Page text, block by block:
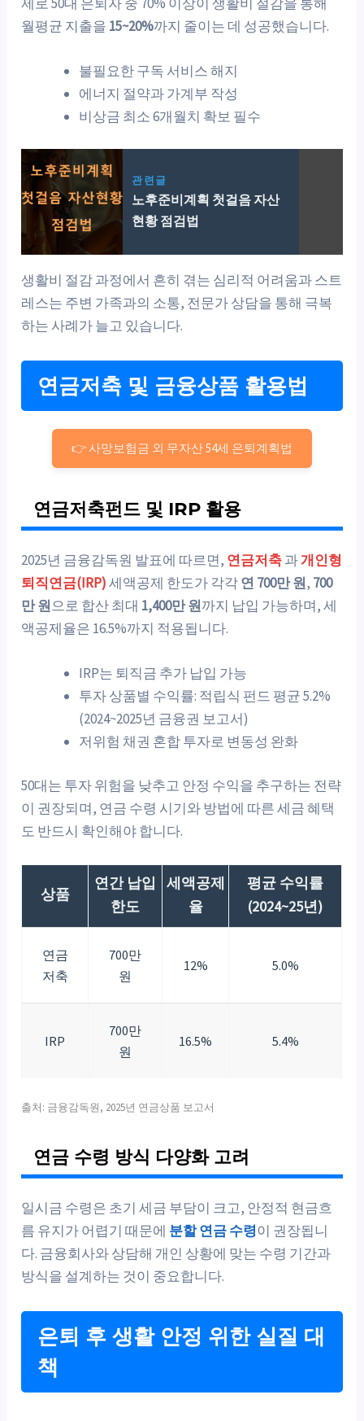
월평균 지출을 15~20%까지 줄이는 데 성공했습니다.
불필요한 구독 서비스 해지
에너지 절약과 가계부 작성
비상금 최소 6개월치 확보 필수
관련글
노후준비계획 첫걸음 자산
현황 점검법
생활비 절감 과정에서 흔히 겪는 심리적 어려움과 스트
레스는 주변 가족과의 소통, 전문가 상담을 통해 극복
하는 사례가 늘고 있습니다.
연금저축 및 금융상품 활용법
👉 사망보험금 외 무자산 54세 은퇴계획법
연금저축펀드 및 IRP 활용
2025년 금융감독원 발표에 따르면, 연금저축과개인형
퇴직연금(IRP)세액공제 한도가 각각연 700만 원, 700
만 원으로 합산 최대 1,400만 원까지 납입 가능하며, 세
액공제율은 16.5%까지 적용됩니다.
IRP는 퇴직금 추가 납입 가능
투자 상품별 수익률: 적립식 펀드 평균 5.2%
(2024~2025년 금융권 보고서)
저위험 채권 혼합 투자로 변동성 완화
50대는 투자 위험을 낮추고 안정 수익을 추구하는 전략
이 권장되며, 연금 수령 시기와 방법에 따른 세금 혜택
도 반드시 확인해야 합니다.
상품
연간 납입
한도
세액공제
율
평균 수익률
(2024~25년)
연금
저축
700만
원
12% 5.0%
IRP
700만
원
16.5% 5.4%
출처: 금융감독원, 2025년 연금상품 보고서
연금 수령 방식 다양화 고려
일시금 수령은 초기 세금 부담이 크고, 안정적 현금흐
름 유지가 어렵기 때문에 분할 연금 수령이 권장됩니
다. 금융회사와 상담해 개인 상황에 맞는 수령 기간과
방식을 설계하는 것이 중요합니다.
은퇴 후 생활 안정 위한 실질 대
책